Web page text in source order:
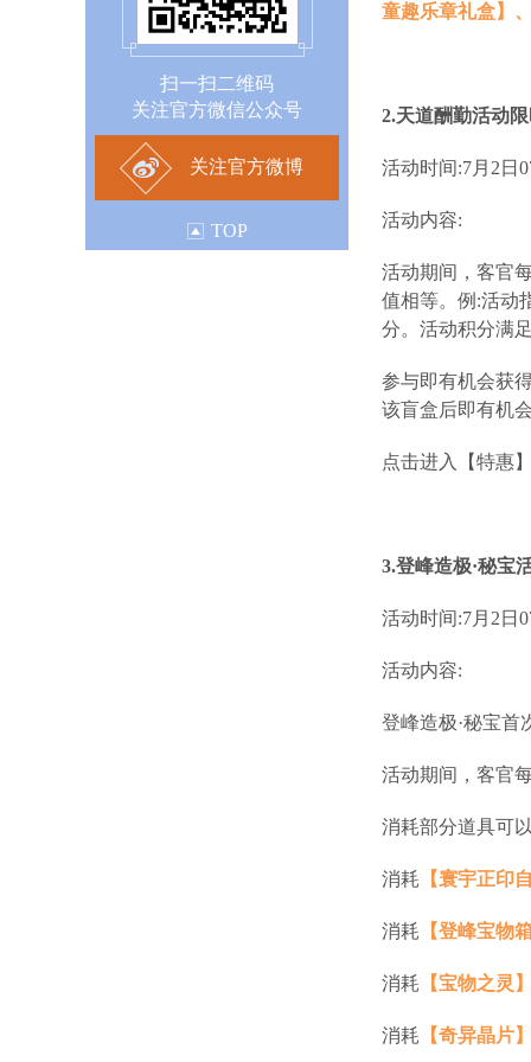
扫一扫二维码
关注官方微信公众号
关注官方微博
TOP
童趣乐章礼盒】
2.天道酬勤活动
活动时间:7月2日
活动内容:
活动期间，客官
值相等。例:活动
分。活动积分满
参与即有机会获
该盲盒后即有机
点击进入【特惠
3.登峰造极·秘宝
活动时间:7月2日
活动内容:
登峰造极·秘宝首
活动期间，客官
消耗部分道具可
消耗 【寰宇正印
消耗 【登峰宝物
消耗 【宝物之灵
消耗 【奇异晶片